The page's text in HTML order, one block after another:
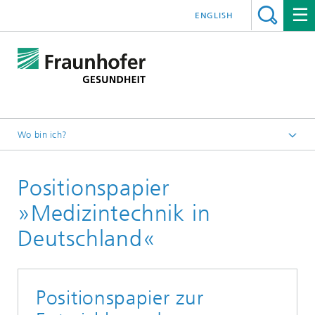
ENGLISH
Wo bin ich?
Positionspapier
»Medizintechnik in
Deutschland«
Positionspapier zur